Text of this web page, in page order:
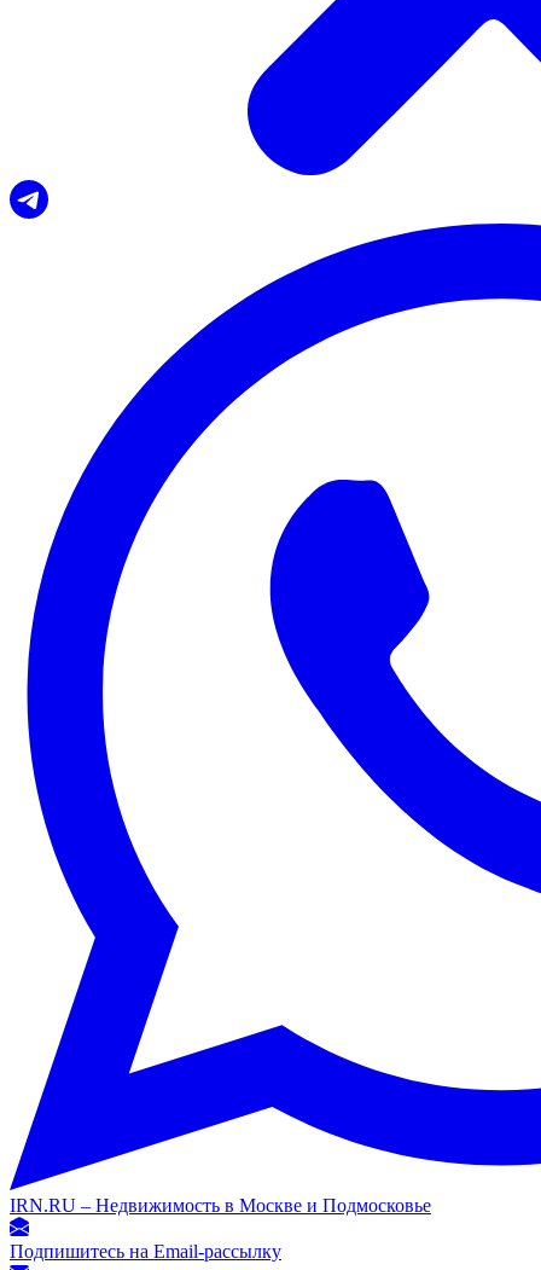
IRN.RU – Недвижимость в Москве и Подмосковье
Подпишитесь на Email-рассылку